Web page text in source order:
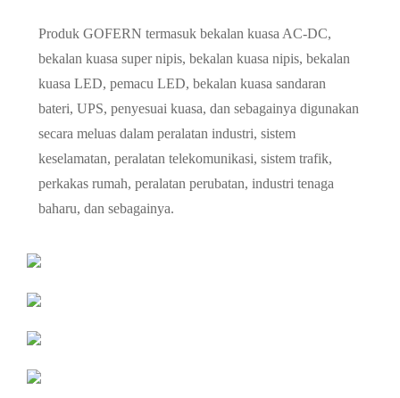
Produk GOFERN termasuk bekalan kuasa AC-DC,
bekalan kuasa super nipis, bekalan kuasa nipis, bekalan
kuasa LED, pemacu LED, bekalan kuasa sandaran
bateri, UPS, penyesuai kuasa, dan sebagainya digunakan
secara meluas dalam peralatan industri, sistem
keselamatan, peralatan telekomunikasi, sistem trafik,
perkakas rumah, peralatan perubatan, industri tenaga
baharu, dan sebagainya.